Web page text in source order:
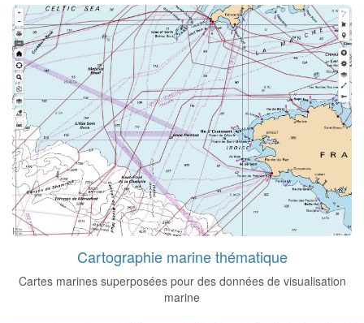
Cartographie marine thématique
Cartes marines superposées pour des données de visualisation
marine